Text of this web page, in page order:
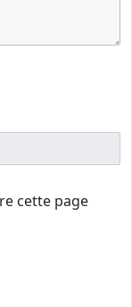
cette page